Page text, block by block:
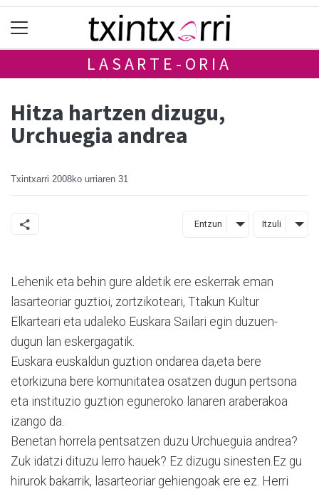
LASARTE-ORIA
Hitza hartzen dizugu,
Urchuegia andrea
Txintxarri 2008ko urriaren 31
Entzun Itzuli
Lehenik eta behin gure aldetik ere eskerrak eman
lasarteoriar guztioi, zortzikoteari, Ttakun Kultur
Elkarteari eta udaleko Euskara Sailari egin duzuen-
dugun lan eskergagatik.
Euskara euskaldun guztion ondarea da,eta bere
etorkizuna bere komunitatea osatzen dugun pertsona
eta instituzio guztion eguneroko lanaren araberakoa
izango da.
Benetan horrela pentsatzen duzu Urchueguia andrea?
Zuk idatzi dituzu lerro hauek? Ez dizugu sinesten.Ez gu
hirurok bakarrik, lasarteoriar gehiengoak ere ez. Herri